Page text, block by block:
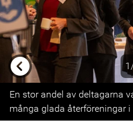
Previous
En stor andel av deltagarna
många glada återföreningar